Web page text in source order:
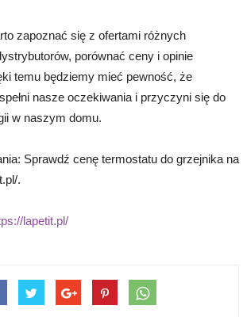
zapoznać się z ofertami różnych
porównać ceny i opinie
temu będziemy mieć pewność, że
nasze oczekiwania i przyczyni się do
w naszym domu.
Sprawdź cenę termostatu do grzejnika na
.
lapetit.pl/